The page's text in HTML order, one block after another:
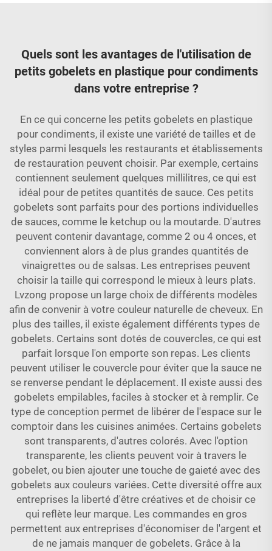
Quels sont les avantages de l'utilisation de
petits gobelets en plastique pour condiments
dans votre entreprise ?
En ce qui concerne les petits gobelets en plastique
pour condiments, il existe une variété de tailles et de
styles parmi lesquels les restaurants et établissements
de restauration peuvent choisir. Par exemple, certains
contiennent seulement quelques millilitres, ce qui est
idéal pour de petites quantités de sauce. Ces petits
gobelets sont parfaits pour des portions individuelles
de sauces, comme le ketchup ou la moutarde. D'autres
peuvent contenir davantage, comme 2 ou 4 onces, et
conviennent alors à de plus grandes quantités de
vinaigrettes ou de salsas. Les entreprises peuvent
choisir la taille qui correspond le mieux à leurs plats.
Lvzong propose un large choix de différents modèles
afin de convenir à votre couleur naturelle de cheveux. En
plus des tailles, il existe également différents types de
gobelets. Certains sont dotés de couvercles, ce qui est
parfait lorsque l'on emporte son repas. Les clients
peuvent utiliser le couvercle pour éviter que la sauce ne
se renverse pendant le déplacement. Il existe aussi des
gobelets empilables, faciles à stocker et à remplir. Ce
type de conception permet de libérer de l'espace sur le
comptoir dans les cuisines animées. Certains gobelets
sont transparents, d'autres colorés. Avec l'option
transparente, les clients peuvent voir à travers le
gobelet, ou bien ajouter une touche de gaieté avec des
gobelets aux couleurs variées. Cette diversité offre aux
entreprises la liberté d'être créatives et de choisir ce
qui reflète leur marque. Les commandes en gros
permettent aux entreprises d'économiser de l'argent et
de ne jamais manquer de gobelets. Grâce à la